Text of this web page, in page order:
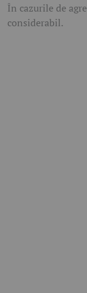
În cazurile de
considerabil.